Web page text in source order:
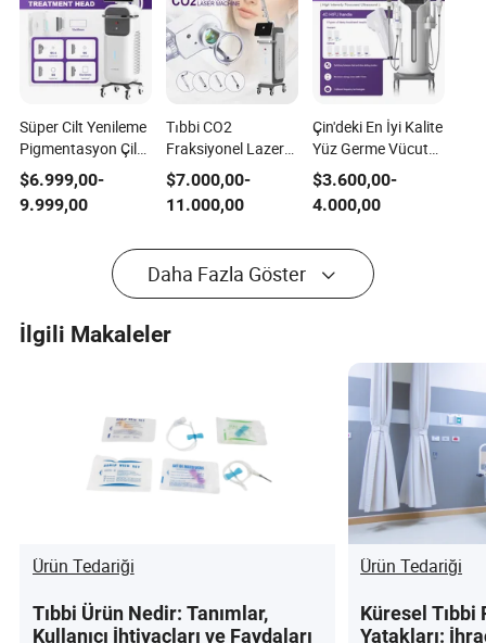
Süper Cilt Yenileme
Pigmentasyon Çil
Giderme Terapisi
Makinesi IPL Kılları
Alma Tıbbi Güzellik
$6.999,00-
9.999,00
Tıbbi CO2
Fraksiyonel Lazer
Akne İzleri Giderme
Yüz Cilt Tedavi
Makinesi İz
Güzellik Makinesi
$7.000,00-
11.000,00
Çin'deki En İyi Kalite
Yüz Germe Vücut
İncelten Medikal
Ekipman
$3.600,00-
4.000,00
Daha Fazla Göster
İlgili Makaleler
Ürün Tedariği
Tıbbi Ürün Nedir: Tanımlar,
Kullanıcı İhtiyaçları ve Faydaları
Ürün Tedariği
Küresel Tıbbi
Yatakları: